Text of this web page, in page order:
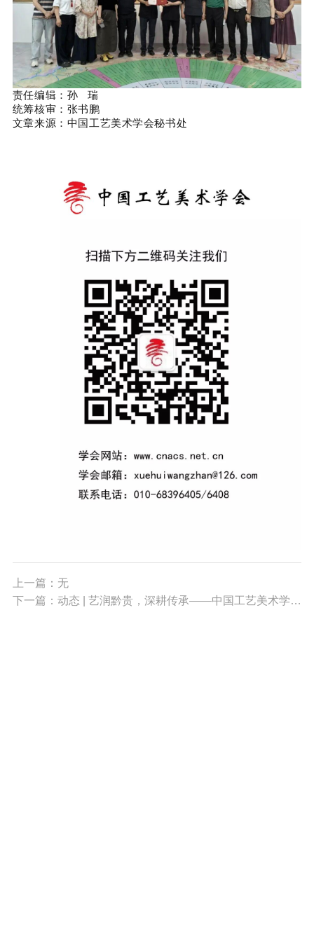
责任编辑：孙 瑞
统筹核审：张书鹏
文章来源：中国工艺美术学会秘书处
上一篇：无
下一篇：动态 | 艺润黔贵，深耕传承——中国工艺美术学会调研组走进贵州